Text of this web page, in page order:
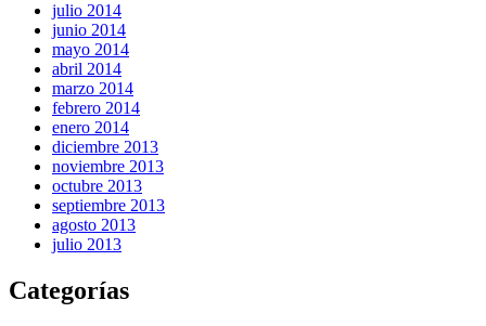
julio 2014
junio 2014
mayo 2014
abril 2014
marzo 2014
febrero 2014
enero 2014
diciembre 2013
noviembre 2013
octubre 2013
septiembre 2013
agosto 2013
julio 2013
Categorías